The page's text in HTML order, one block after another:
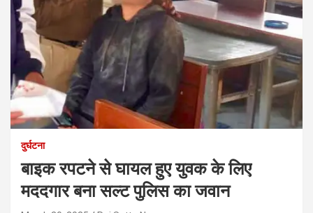
दुर्घटना
बाइक रपटने से घायल हुए युवक के लिए
मददगार बना सल्ट पुलिस का जवान